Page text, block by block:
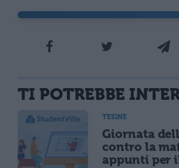
TI POTREBBE
TESINE
Giornata
contro la
appunti per